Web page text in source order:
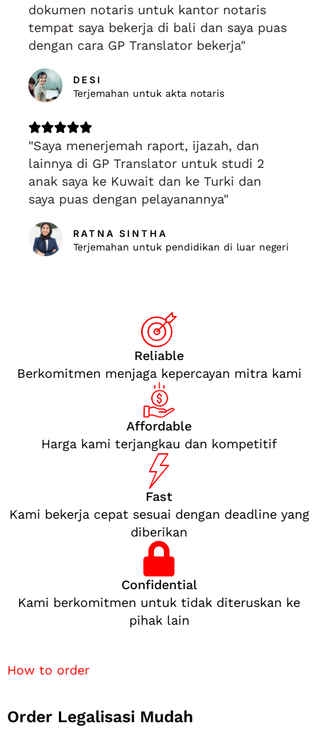
out
of
5
dokumen notaris untuk kantor notaris
tempat saya bekerja di bali dan saya puas
dengan cara GP Translator bekerja"
DESI
Terjemahan untuk akta notaris
Rated
5
out
of
5
"Saya menerjemah raport, ijazah, dan
lainnya di GP Translator untuk studi 2
anak saya ke Kuwait dan ke Turki dan
saya puas dengan pelayanannya"
RATNA SINTHA
Terjemahan untuk pendidikan di luar negeri
Reliable
Berkomitmen menjaga kepercayan mitra kami
Affordable
Harga kami terjangkau dan kompetitif
Fast
Kami bekerja cepat sesuai dengan deadline yang
diberikan
Confidential
Kami berkomitmen untuk tidak diteruskan ke
pihak lain
How to order
Order Legalisasi Mudah